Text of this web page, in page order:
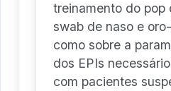
treinamento do pop
swab de naso e
como sobre a
dos EPIs
com pacientes